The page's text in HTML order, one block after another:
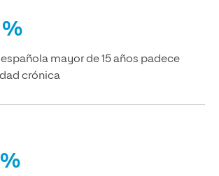
%
mayor de 15 años padece
crónica
%